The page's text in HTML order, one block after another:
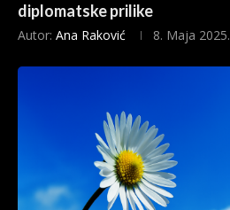
diplomatske prilike
Autor: Ana Raković 8. Maja 2025.